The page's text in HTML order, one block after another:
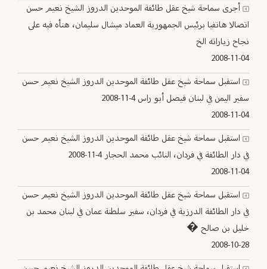
أجرى سماحة شيخ عقل طائفة الموحدين الدروز الشيخ نعيم حسن
اتصالا هاتفيا برئيس الجمهورية العماد ميشال سليمان، هنأه فيه على
نجاح زياراته الخ
2008-11-04
استقبل سماحة شيخ عقل طائفة الموحدين الدروز الشيخ نعيم حسن
سفير اليمن في لبنان فيصل أبو راس 4-11-2008
2008-11-04
استقبل سماحة شيخ عقل طائفة الموحدين الدروز الشيخ نعيم حسن
في دار الطائفة في فردان، النائب محمد الحجار 4-11-2008
2008-11-04
استقبل سماحة شيخ عقل طائفة الموحدين الدروز الشيخ نعيم حسن
في دار الطائفة الدرزية في فردان، سفير سلطنة عمان في لبنان محمد بن
خليل بن صالح �
2008-10-28